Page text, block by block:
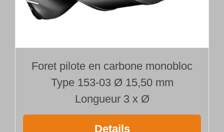
Foret pilote en carbone monobloc
Type 153-03 Ø 15,50 mm
Longueur 3 x Ø
Details